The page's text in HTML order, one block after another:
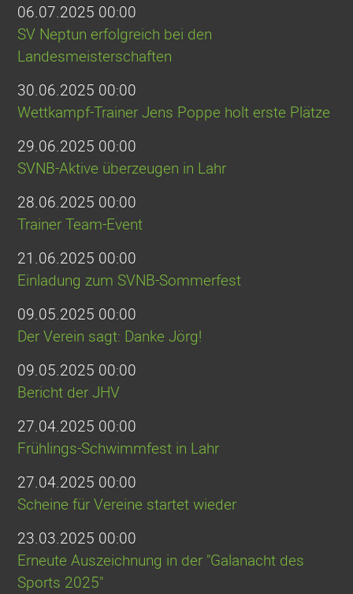
06.07.2025 00:00
SV Neptun erfolgreich bei den
Landesmeisterschaften
30.06.2025 00:00
Wettkampf-Trainer Jens Poppe holt erste Plätze
29.06.2025 00:00
SVNB-Aktive überzeugen in Lahr
28.06.2025 00:00
Trainer Team-Event
21.06.2025 00:00
Einladung zum SVNB-Sommerfest
09.05.2025 00:00
Der Verein sagt: Danke Jörg!
09.05.2025 00:00
Bericht der JHV
27.04.2025 00:00
Frühlings-Schwimmfest in Lahr
27.04.2025 00:00
Scheine für Vereine startet wieder
23.03.2025 00:00
Erneute Auszeichnung in der "Galanacht des
Sports 2025"